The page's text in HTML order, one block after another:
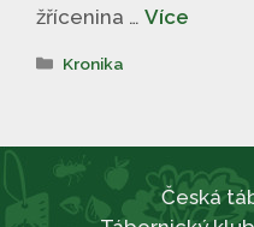
žřícenina … Více
Rubriky
Kronika
Česká